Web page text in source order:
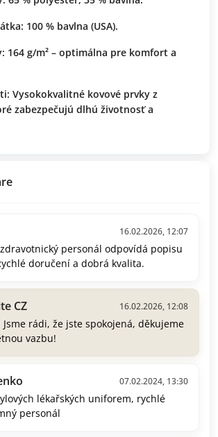
100 % bavlna (USA).
164 g/m² – optimálna pre komfort a
Vysokokvalitné kovové prvky z
zabezpečujú dlhú životnosť a
16.02.2026, 12:07
personál odpovídá popisu
doručení a dobrá kvalita.
CZ 16.02.2026, 12:08
Jsme rádi, že jste spokojená, děkujeme
vazbu!
07.02.2024, 13:30
lékařských uniforem, rychlé
personál